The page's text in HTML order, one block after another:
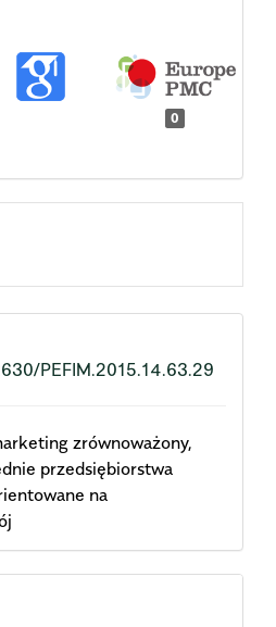
0
PEFIM.2015.14.63.29
zrównoważony,
przedsiębiorstwa
na